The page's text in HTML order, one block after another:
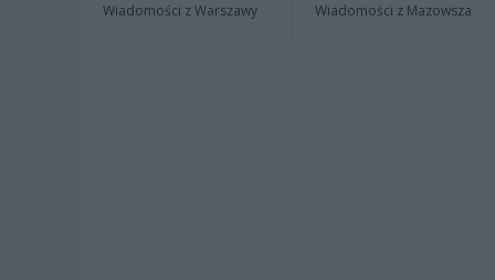
Wiadomości z Warszawy Wiadomości z Mazowsza